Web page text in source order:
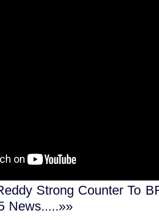
Strong Counter To
News.....»»